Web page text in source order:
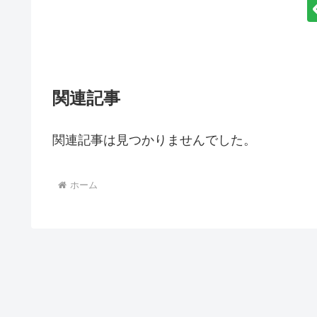
関連記事
関連記事は見つかりませんでした。
ホーム